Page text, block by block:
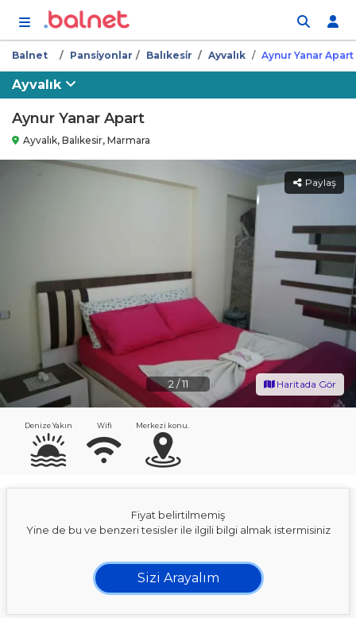
Balnet Pansi̇yonlar Balıkesi̇r Ayvalık Aynur Yanar Apart
Ayvalık
Aynur Yanar Apart
Ayvalık, Balıkesir, Marmara
2 /11
Paylaş
Haritada Gör
Denize Yakın Wifi Merkezi konu.
Fiyat belirtilmemiş
Yine de bu ve benzeri tesisler ile ilgili bilgi almak istermisiniz
Sizi Arayalım